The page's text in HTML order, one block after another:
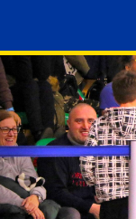
content